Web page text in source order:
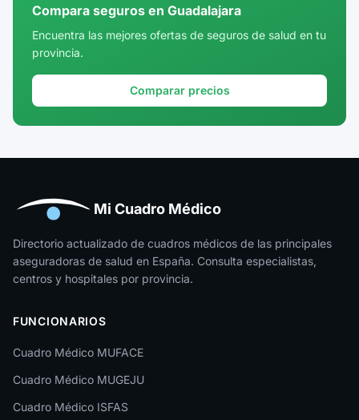
Cuenca
Girona
Huesca
Jaén
La Rioja
León
Lleida
Lugo
Compara seguros en Guadalajara
Encuentra las mejores ofertas de seguros de salud en tu
provincia.
Comparar precios
Mi Cuadro Médico
Directorio actualizado de cuadros médicos de las principales
aseguradoras de salud en España. Consulta especialistas,
centros y hospitales por provincia.
FUNCIONARIOS
Cuadro Médico MUFACE
Cuadro Médico MUGEJU
Cuadro Médico ISFAS